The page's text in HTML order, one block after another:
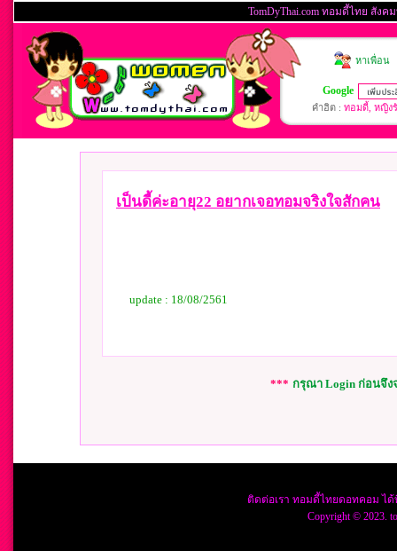
เป็นดี้ค่ะอายุ22 อยากเจอทอมจริงใจสักคน
update : 18/08/2561
*** กรุณา Login ก่อนจึง